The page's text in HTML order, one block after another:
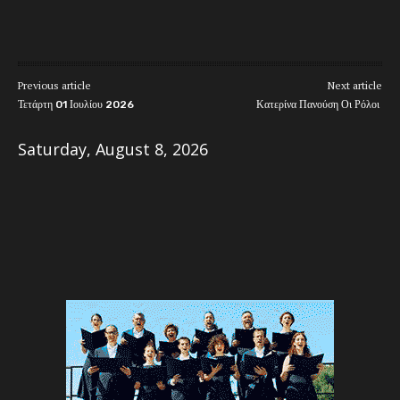
Previous article
Τετάρτη 01 Ιουλίου 2026
Next article
Κατερίνα Πανούση Οι Ρόλοι
Saturday, August 8, 2026